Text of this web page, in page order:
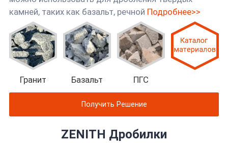
камней, таких как базальт, речной Подробнее>>
Гранит Базальт ПГС
Получить Решение
ZENITH Дробилки